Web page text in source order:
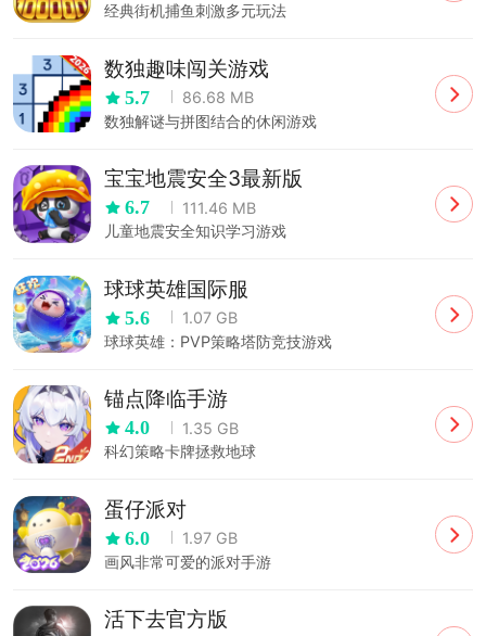
经典街机捕鱼刺激多元玩法
数独趣味闯关游戏
5.7
86.68 MB
数独解谜与拼图结合的休闲游戏
宝宝地震安全3最新版
6.7
111.46 MB
儿童地震安全知识学习游戏
球球英雄国际服
5.6
1.07 GB
球球英雄：PVP策略塔防竞技游戏
锚点降临手游
4.0
1.35 GB
科幻策略卡牌拯救地球
蛋仔派对
6.0
1.97 GB
画风非常可爱的派对手游
活下去官方版